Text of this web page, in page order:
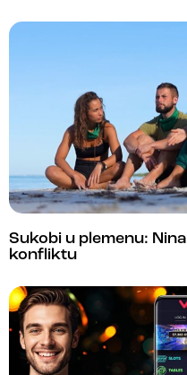
Sukobi u plemenu:
konfliktu